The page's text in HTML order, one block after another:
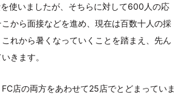
使いましたが、そちらに対して600人の応
から面接などを進め、現在は百数十人の採
れから暑くなっていくことを踏まえ、先ん
きます。
店の両方をあわせて25店でとどまっていま